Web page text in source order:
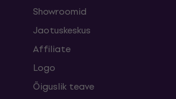
Showroomid
Jaotuskeskus
Affiliate
Logo
Õiguslik teave